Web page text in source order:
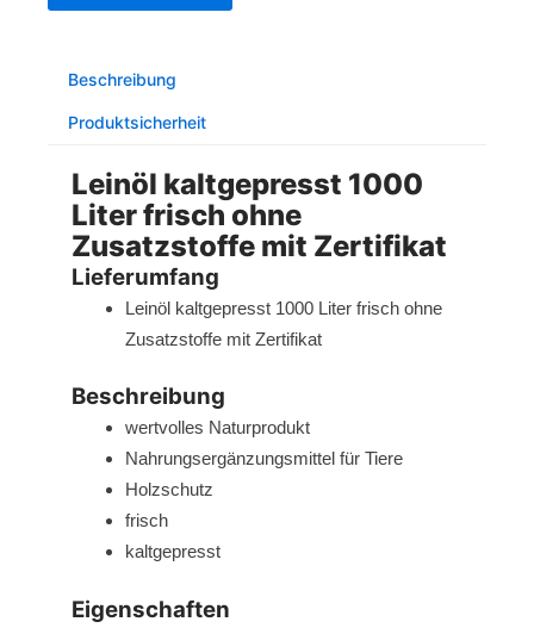
ohne
Zusatzstoffe
Zertifikat
Menge
Beschreibung
Produktsicherheit
Leinöl kaltgepresst 1000
Liter frisch ohne
Zusatzstoffe mit Zertifikat
Lieferumfang
Leinöl kaltgepresst 1000 Liter frisch ohne
Zusatzstoffe mit Zertifikat
Beschreibung
wertvolles Naturprodukt
Nahrungsergänzungsmittel für Tiere
Holzschutz
frisch
kaltgepresst
Eigenschaften